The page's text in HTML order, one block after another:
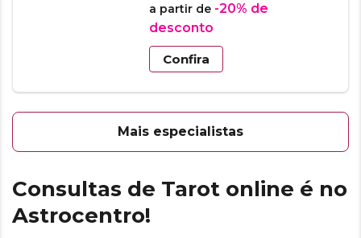
a partir de -20% de
desconto
Confira
Mais especialistas
Consultas de Tarot online é no
Astrocentro!